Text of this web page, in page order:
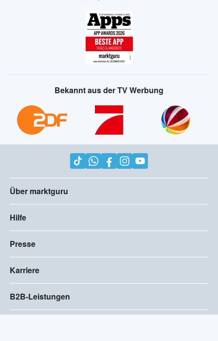
Bekannt aus der TV Werbung
Über marktguru
Hilfe
Presse
Karriere
B2B-Leistungen